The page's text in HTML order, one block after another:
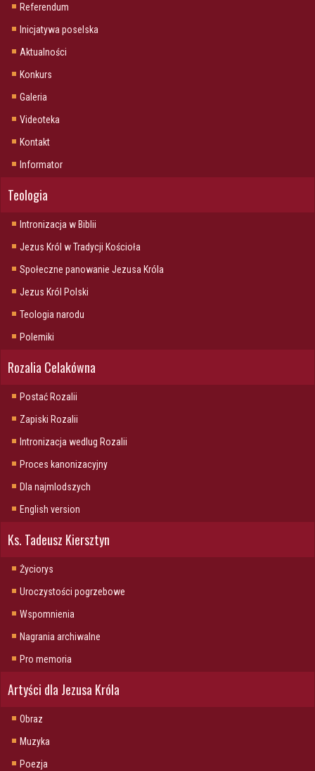
Referendum
Inicjatywa poselska
Aktualności
Konkurs
Galeria
Videoteka
Kontakt
Informator
Teologia
Intronizacja w Biblii
Jezus Król w Tradycji Kościoła
Społeczne panowanie Jezusa Króla
Jezus Król Polski
Teologia narodu
Polemiki
Rozalia Celakówna
Postać Rozalii
Zapiski Rozalii
Intronizacja wedlug Rozalii
Proces kanonizacyjny
Dla najmlodszych
English version
Ks. Tadeusz Kiersztyn
Życiorys
Uroczystości pogrzebowe
Wspomnienia
Nagrania archiwalne
Pro memoria
Artyści dla Jezusa Króla
Obraz
Muzyka
Poezja